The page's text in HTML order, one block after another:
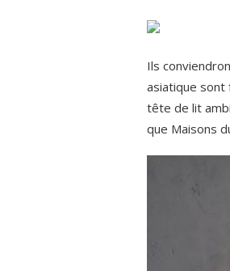
Ils
asiatique sont
tête de lit
que Maisons